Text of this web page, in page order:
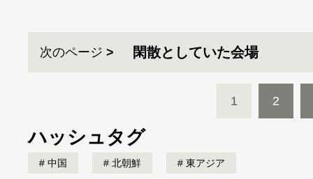
次のページ 閑散としていた会場
1 2
ハッシュタグ
中国 北朝鮮 東アジア